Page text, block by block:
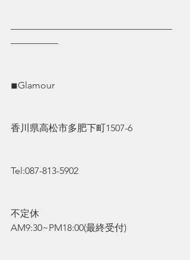
—————————————————
—————
◾︎Glamour
香川県高松市多肥下町1507-6
Tel:087-813-5902
不定休
AM9:30~PM18:00(最終受付)